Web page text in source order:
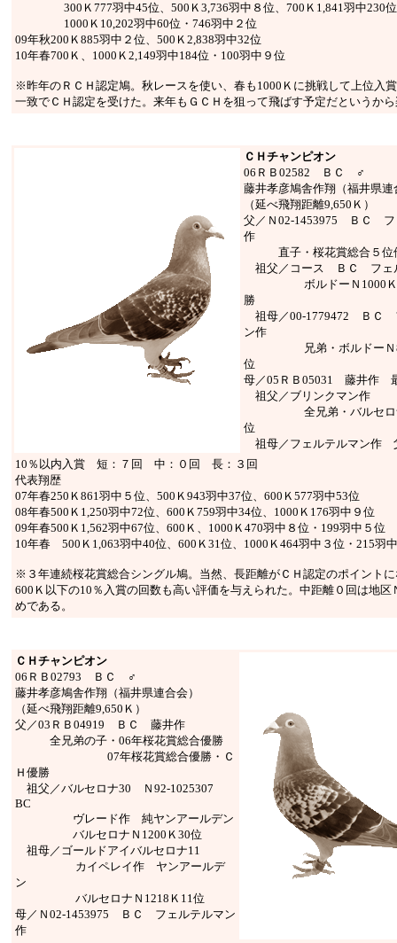
300Ｋ777羽中45位、500Ｋ3,736羽中８位、700Ｋ1,841羽中230位
1000Ｋ10,202羽中60位・746羽中２位
09年秋200Ｋ885羽中２位、500Ｋ2,838羽中32位
10年春700Ｋ、1000Ｋ2,149羽中184位・100羽中９位
※昨年のＲＣＨ認定鳩。秋レースを使い、春も1000Ｋに挑戦して上位入
一致でＣＨ認定を受けた。来年もＧＣＨを狙って飛ばす予定だというか
ＣＨチャンピオン
06ＲＢ02582 ＢＣ ♂
藤井孝彦鳩舎作翔（福井県連
（延べ飛翔距離9,650Ｋ）
父／Ｎ02-1453975 ＢＣ フ
作
直子・桜花賞総合５位
祖父／コース ＢＣ フェ
ボルドーＮ1000Ｋ
勝
祖母／00-1779472 ＢＣ
ン作
兄弟・ボルドーＮ
位
母／05ＲＢ05031 藤井作
祖父／ブリンクマン作
全兄弟・バルセロナ
位
祖母／フェルテルマン作
10％以内入賞 短：７回 中：０回 長：３回
代表翔歴
07年春250Ｋ861羽中５位、500Ｋ943羽中37位、600Ｋ577羽中53位
08年春500Ｋ1,250羽中72位、600Ｋ759羽中34位、1000Ｋ176羽中９位
09年春500Ｋ1,562羽中67位、600Ｋ、1000Ｋ470羽中８位・199羽中５位
10年春 500Ｋ1,063羽中40位、600Ｋ31位、1000Ｋ464羽中３位・215羽
※３年連続桜花賞総合シングル鳩。当然、長距離がＣＨ認定のポイント
600Ｋ以下の10％入賞の回数も高い評価を与えられた。中距離０回は地区
めである。
ＣＨチャンピオン
06ＲＢ02793 ＢＣ ♂
藤井孝彦鳩舎作翔（福井県連合会）
（延べ飛翔距離9,650Ｋ）
父／03ＲＢ04919 ＢＣ 藤井作
全兄弟の子・06年桜花賞総合優勝
07年桜花賞総合優勝・Ｃ
Ｈ優勝
祖父／バルセロナ30 Ｎ92-1025307
BC
ヴレード作 純ヤンアールデン
バルセロナＮ1200Ｋ30位
祖母／ゴールドアイバルセロナ11
カイペレイ作 ヤンアールデ
ン
バルセロナＮ1218Ｋ11位
母／Ｎ02-1453975 ＢＣ フェルテルマン
作